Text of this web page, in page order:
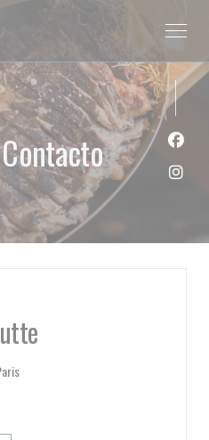
((abre numa nova janela))